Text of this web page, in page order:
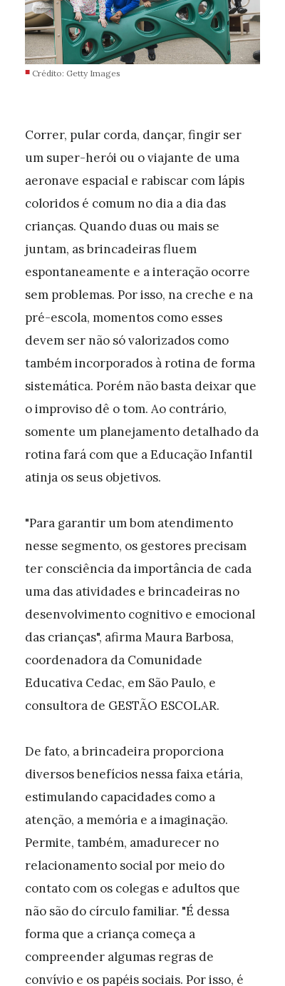
Crédito: Getty Images
Correr, pular corda, dançar, fingir ser
um super-herói ou o viajante de uma
aeronave espacial e rabiscar com lápis
coloridos é comum no dia a dia das
crianças. Quando duas ou mais se
juntam, as brincadeiras fluem
espontaneamente e a interação ocorre
sem problemas. Por isso, na creche e na
pré-escola, momentos como esses
devem ser não só valorizados como
também incorporados à rotina de forma
sistemática. Porém não basta deixar que
o improviso dê o tom. Ao contrário,
somente um planejamento detalhado da
rotina fará com que a Educação Infantil
atinja os seus objetivos.
"Para garantir um bom atendimento
nesse segmento, os gestores precisam
ter consciência da importância de cada
uma das atividades e brincadeiras no
desenvolvimento cognitivo e emocional
das crianças", afirma Maura Barbosa,
coordenadora da Comunidade
Educativa Cedac, em São Paulo, e
consultora de GESTÃO ESCOLAR.
De fato, a brincadeira proporciona
diversos benefícios nessa faixa etária,
estimulando capacidades como a
atenção, a memória e a imaginação.
Permite, também, amadurecer no
relacionamento social por meio do
contato com os colegas e adultos que
não são do círculo familiar. "É dessa
forma que a criança começa a
compreender algumas regras de
convívio e os papéis sociais. Por isso, é